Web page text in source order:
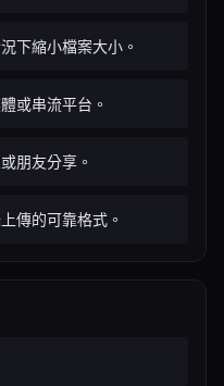
下縮小檔案大小。
或串流平台。
朋友分享。
傳的可靠格式。